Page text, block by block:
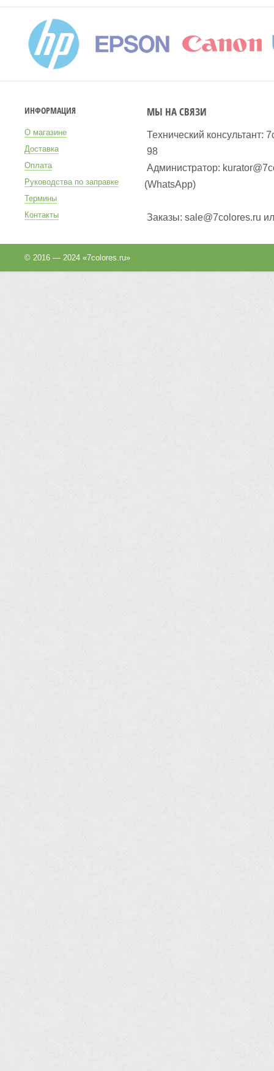
ИНФОРМАЦИЯ
О магазине
Доставка
Оплата
Руководства по заправке
Термины
Контакты
МЫ НА СВЯЗИ
Технический консультант:
98
Администратор:
(WhatsApp)
Заказы: sale@7colores.ru
© 2016 — 2024 «7colores.ru»